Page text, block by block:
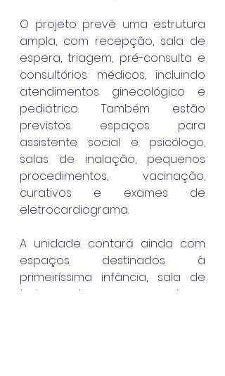
O projeto prevê uma estrutura
ampla, com recepção, sala de
espera, triagem, pré-consulta e
consultórios médicos, incluindo
atendimentos ginecológico e
pediátrico. Também estão
previstos espaços para
assistente social e psicólogo,
salas de inalação, pequenos
procedimentos, vacinação,
curativos e exames de
eletrocardiograma.
A unidade contará ainda com
espaços destinados à
primeiríssima infância, sala de
treinamento, setores